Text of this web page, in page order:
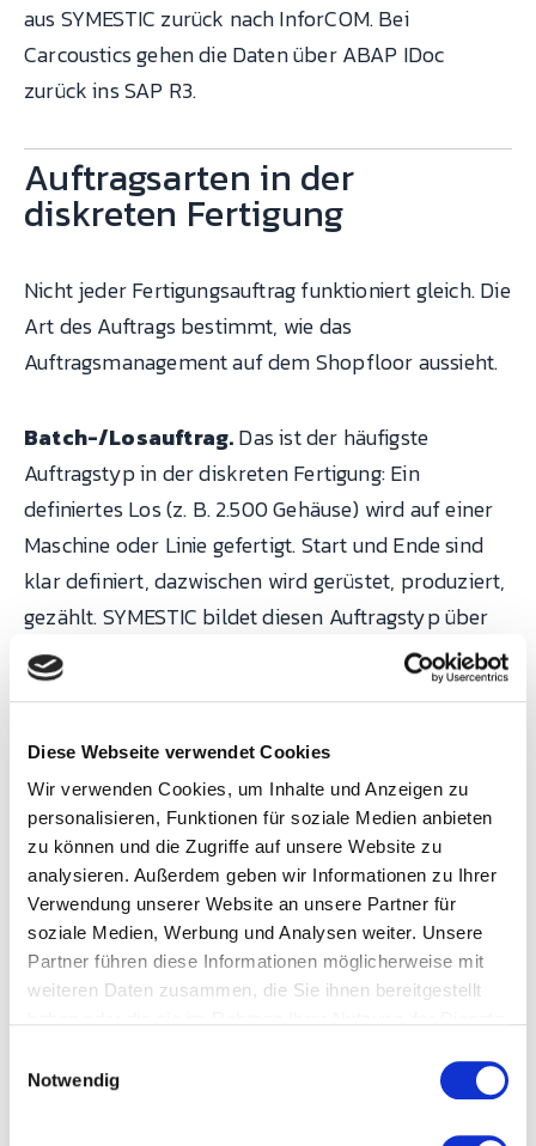
Diese Webseite verwendet Cookies
Wir verwenden Cookies, um Inhalte und Anzeigen zu
personalisieren, Funktionen für soziale Medien anbieten
zu können und die Zugriffe auf unsere Website zu
analysieren. Außerdem geben wir Informationen zu Ihrer
Verwendung unserer Website an unsere Partner für
soziale Medien, Werbung und Analysen weiter. Unsere
Partner führen diese Informationen möglicherweise mit
weiteren Daten zusammen, die Sie ihnen bereitgestellt
Notwendig
aus SYMESTIC zurück nach InforCOM. Bei
Carcoustics gehen die Daten über ABAP IDoc
zurück ins SAP R3.
Auftragsarten in der
diskreten Fertigung
Nicht jeder Fertigungsauftrag funktioniert gleich. Die
Art des Auftrags bestimmt, wie das
Auftragsmanagement auf dem Shopfloor aussieht.
Batch-/Losauftrag.Das ist der häufigste
Auftragstyp in der diskreten Fertigung: Ein
definiertes Los (z. B. 2.500 Gehäuse) wird auf einer
Maschine oder Linie gefertigt. Start und Ende sind
klar definiert, dazwischen wird gerüstet, produziert,
gezählt. SYMESTIC bildet diesen Auftragstyp über
das Modul
Sequence).In der Automobilindustrie wird nicht
auf Lager produziert, sondern in der vom OEM
vorgegebenen Reihenfolge. Jedes Teil hat eine
Sequenznummer und muss exakt in dieser
Reihenfolge gefertigt und ausgeliefert werden. Das
erfordert eine EDI-Anbindung an den OEM,
Echtzeit-Sequenzkontrolle und sofortige
(DELJIT, VDA4916, SPAB und andere), die bei